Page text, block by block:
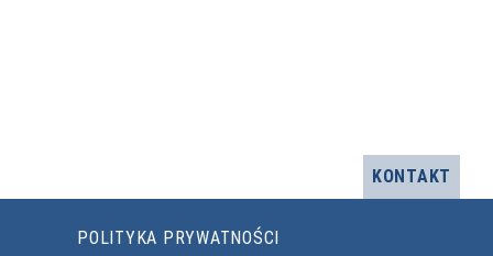
KONTAKT
POLITYKA PRYWATNOŚCI